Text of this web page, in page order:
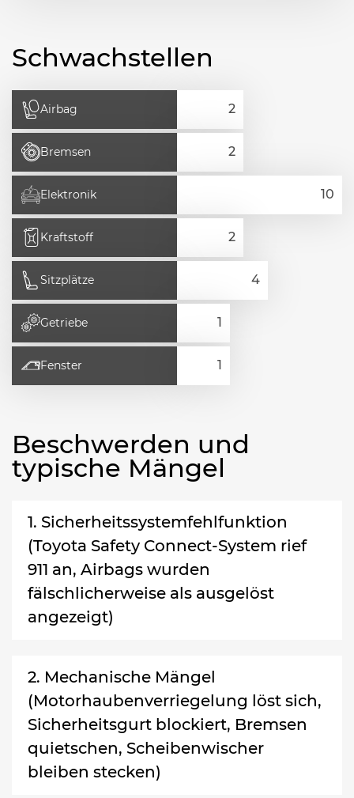
Schwachstellen
Airbag
Bremsen
Elektronik
Kraftstoff
Sitzplätze
Getriebe
Fenster
Beschwerden und
typische Mängel
1. Sicherheitssystemfehlfunktion
(Toyota Safety Connect-System rief
911 an, Airbags wurden
fälschlicherweise als ausgelöst
angezeigt)
2. Mechanische Mängel
(Motorhaubenverriegelung löst sich,
Sicherheitsgurt blockiert, Bremsen
quietschen, Scheibenwischer
bleiben stecken)